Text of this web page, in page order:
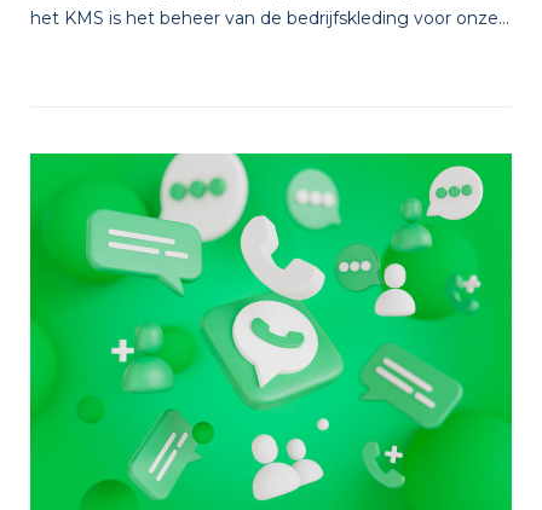
het KMS is het beheer van de bedrijfskleding voor onze...